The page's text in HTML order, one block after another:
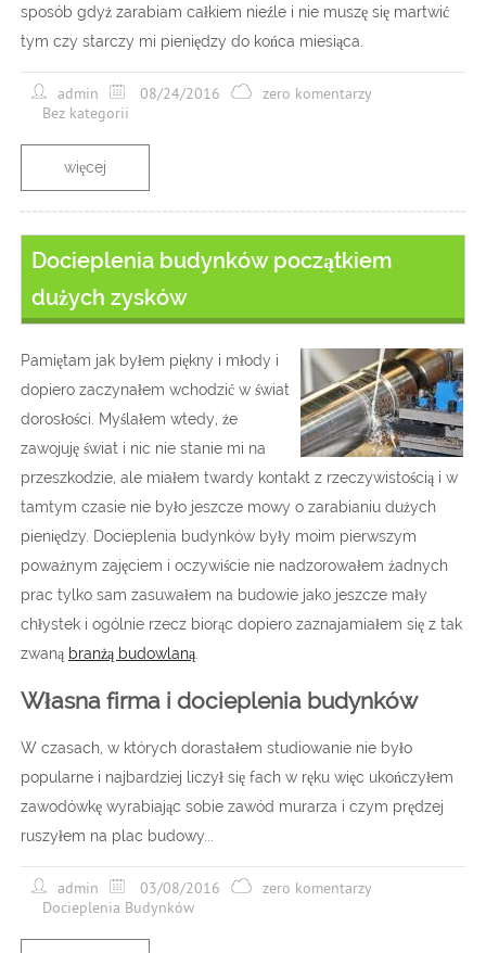
sposób gdyż zarabiam całkiem nieźle i nie muszę się martwić
tym czy starczy mi pieniędzy do końca miesiąca.
admin 08/24/2016
zero komentarzy
Bez kategorii
więcej
Docieplenia budynków początkiem
dużych zysków
Pamiętam jak byłem piękny i młody i
dopiero zaczynałem wchodzić w świat
dorosłości. Myślałem wtedy, że
zawojuję świat i nic nie stanie mi na
przeszkodzie, ale miałem twardy kontakt z rzeczywistością i w
tamtym czasie nie było jeszcze mowy o zarabianiu dużych
pieniędzy. Docieplenia budynków były moim pierwszym
poważnym zajęciem i oczywiście nie nadzorowałem żadnych
prac tylko sam zasuwałem na budowie jako jeszcze mały
chłystek i ogólnie rzecz biorąc dopiero zaznajamiałem się z tak
zwaną branżą budowlaną.
Własna firma i docieplenia budynków
W czasach, w których dorastałem studiowanie nie było
popularne i najbardziej liczył się fach w ręku więc ukończyłem
zawodówkę wyrabiając sobie zawód murarza i czym prędzej
ruszyłem na plac budowy...
admin 03/08/2016
zero komentarzy
Docieplenia Budynków